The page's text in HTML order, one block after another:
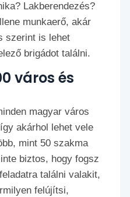
Lakberendezés?
munkaerő, akár
szerint is lehet
brigádot találni.
város és
magyar város
akárhol lehet vele
mint 50 szakma
biztos, hogy fogsz
találni valakit,
felújítsi,